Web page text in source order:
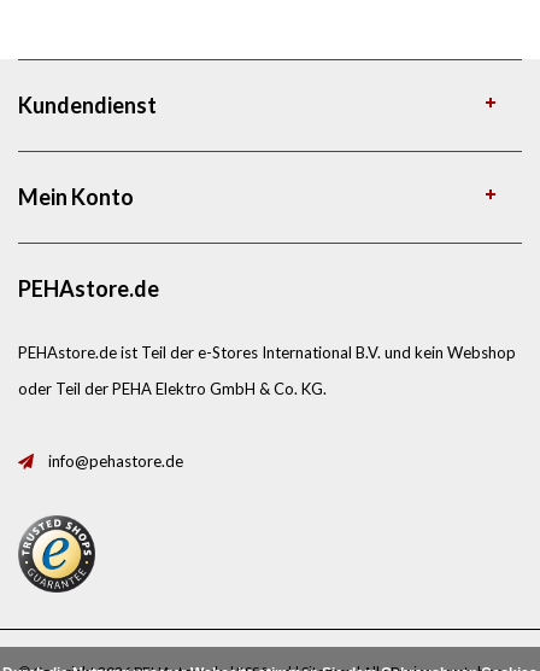
Kundendienst
Mein Konto
PEHAstore.de
PEHAstore.de ist Teil der e-Stores International B.V. und kein Webshop
oder Teil der PEHA Elektro GmbH & Co. KG.
info@pehastore.de